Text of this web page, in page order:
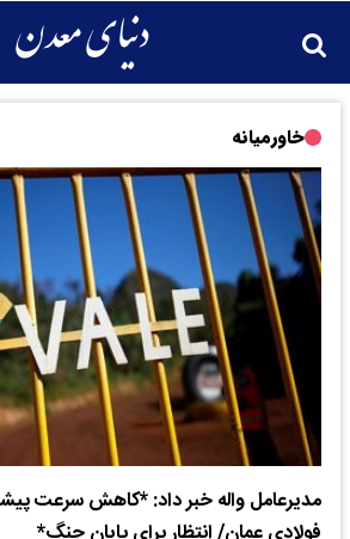
خاورمیانه
مدیرعامل واله خبر داد: *کاهش سرعت